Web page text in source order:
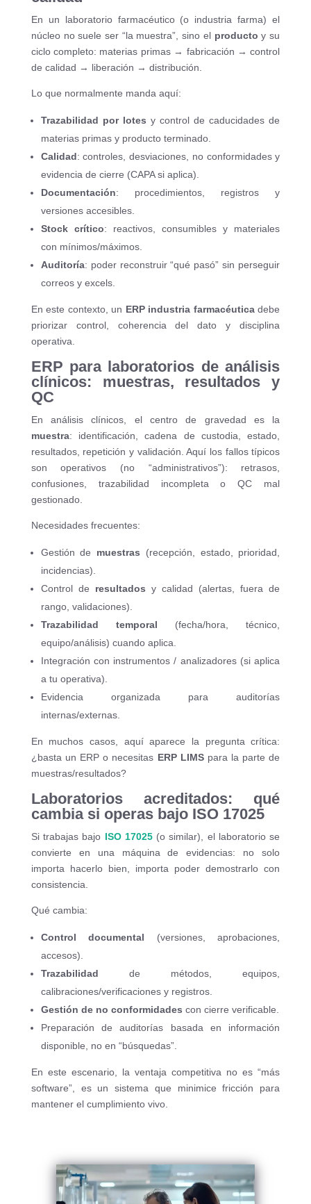
En un laboratorio farmacéutico (o industria farma) el
núcleo no suele ser “la muestra”, sino el producto y su
ciclo completo: materias primas → fabricación → control
de calidad → liberación → distribución.
Lo que normalmente manda aquí:
Trazabilidad por lotes y control de caducidades de
materias primas y producto terminado.
Calidad: controles, desviaciones, no conformidades y
evidencia de cierre (CAPA si aplica).
Documentación: procedimientos, registros y
versiones accesibles.
Stock crítico: reactivos, consumibles y materiales
con mínimos/máximos.
Auditoría: poder reconstruir “qué pasó” sin perseguir
correos y excels.
En este contexto, un ERP industria farmacéuticadebe
priorizar control, coherencia del dato y disciplina
operativa.
ERP para laboratorios de análisis
clínicos: muestras, resultados y
QC
En análisis clínicos, el centro de gravedad es la
muestra: identificación, cadena de custodia, estado,
resultados, repetición y validación. Aquí los fallos típicos
son operativos (no “administrativos”): retrasos,
confusiones, trazabilidad incompleta o QC mal
gestionado.
Necesidades frecuentes:
Gestión de muestras (recepción, estado, prioridad,
incidencias).
Control de resultados y calidad (alertas, fuera de
rango, validaciones).
Trazabilidad temporal (fecha/hora, técnico,
equipo/análisis) cuando aplica.
Integración con instrumentos / analizadores (si aplica
a tu operativa).
Evidencia organizada para auditorías
internas/externas.
En muchos casos, aquí aparece la pregunta crítica:
¿basta un ERP o necesitas ERP LIMSpara la parte de
muestras/resultados?
Laboratorios acreditados: qué
cambia si operas bajo ISO 17025
Si trabajas bajo ISO 17025(o similar), el laboratorio se
convierte en una máquina de evidencias: no solo
importa hacerlo bien, importa poder demostrarlo con
consistencia.
Qué cambia:
Control documental (versiones, aprobaciones,
accesos).
Trazabilidad de métodos, equipos,
calibraciones/verificaciones y registros.
Gestión de no conformidades con cierre verificable.
Preparación de auditorías basada en información
disponible, no en “búsquedas”.
En este escenario, la ventaja competitiva no es “más
software”, es un sistema que minimice fricción para
mantener el cumplimiento vivo.